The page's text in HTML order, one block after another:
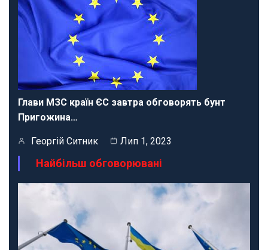
Глави МЗС країн ЄС завтра обговорять бунт
Пригожина…
Георгій Ситник Лип 1, 2023
Найбільш обговорювані